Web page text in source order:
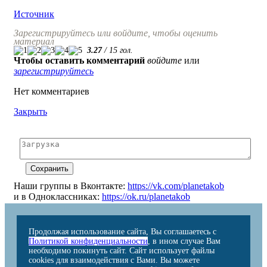
Источник
Зарегистрируйтесь или войдите, чтобы оценить
материал
3.27/ 15 гол.
Чтобы оставить комментарий войдите или
зарегистрируйтесь
Нет комментариев
Закрыть
Наши группы в Вконтакте: https://vk.com/planetakob
и в Одноклассниках: https://ok.ru/planetakob
Продолжая использование сайта, Вы соглашаетесь с
Политикой конфиденциальности, в ином случае Вам
необходимо покинуть сайт. Сайт использует файлы
cookies для взаимодействия с Вами. Вы можете